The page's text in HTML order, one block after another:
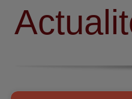
postale communale…